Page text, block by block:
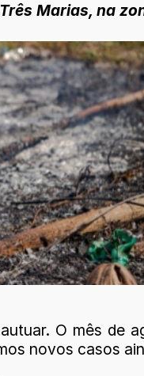
Marias, na
O mês de
novos casos